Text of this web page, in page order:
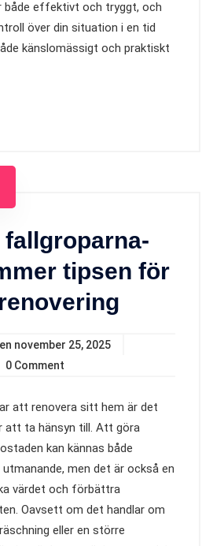
effektivt och tryggt, och
över din situation i en tid
känslomässigt och praktiskt
tipsen för
november 25, 2025
0 Comment
att renovera sitt hem är det
att ta hänsyn till. Att göra
kan kännas både
men det är också en
värdet och förbättra
Oavsett om det handlar om
eller en större